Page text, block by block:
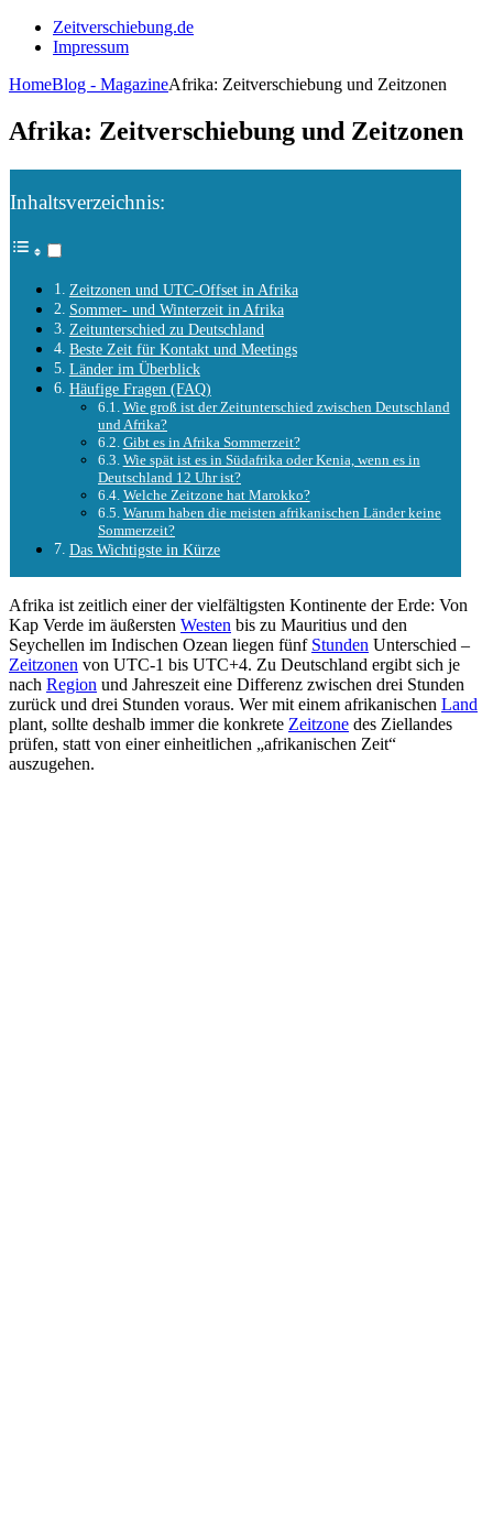
Zeitverschiebung.de
Impressum
HomeBlog - MagazineAfrika: Zeitverschiebung und Zeitzonen
Afrika: Zeitverschiebung und Zeitzonen
Inhaltsverzeichnis:
Zeitzonen und UTC-Offset in Afrika
Sommer- und Winterzeit in Afrika
Zeitunterschied zu Deutschland
Beste Zeit für Kontakt und Meetings
Länder im Überblick
Häufige Fragen (FAQ)
Wie groß ist der Zeitunterschied zwischen Deutschland
und Afrika?
Gibt es in Afrika Sommerzeit?
Wie spät ist es in Südafrika oder Kenia, wenn es in
Deutschland 12 Uhr ist?
Welche Zeitzone hat Marokko?
Warum haben die meisten afrikanischen Länder keine
Sommerzeit?
Das Wichtigste in Kürze
Afrika ist zeitlich einer der vielfältigsten Kontinente der Erde: Von
Kap Verde im äußersten Westen bis zu Mauritius und den
Seychellen im Indischen Ozean liegen fünf Stunden Unterschied –
Zeitzonen von UTC-1 bis UTC+4. Zu Deutschland ergibt sich je
nach Region und Jahreszeit eine Differenz zwischen drei Stunden
zurück und drei Stunden voraus. Wer mit einem afrikanischen Land
plant, sollte deshalb immer die konkrete Zeitzone des Ziellandes
prüfen, statt von einer einheitlichen „afrikanischen Zeit“
auszugehen.